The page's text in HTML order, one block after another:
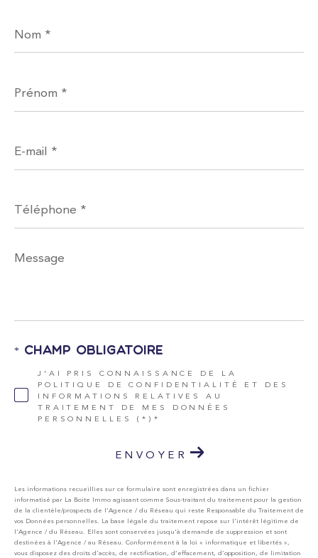
*
*
mail
*
*
Message
*
J'AI PRIS CONNAISSANCE DE LA
POLITIQUE DE CONFIDENTIALITÉ ET DES
INFORMATIONS RELATIVES AU
TRAITEMENT DE MES DONNÉES
PERSONNELLES (*)*
* Champ obligatoire
ENVOYER
Les informations recueillies sur ce formulaire sont enregistrées dans un fichier
informatisé par La Boite Immo agissant comme Sous-traitant du traitement pour la gestion
de la clientèle/prospects de l'Agence / du Réseau qui reste Responsable du Traitement de
vos Données personnelles. La base légale du traitement repose sur l'intérêt légitime de
l'Agence / du Réseau. Elles sont conservées jusqu'à demande de suppression et sont
destinées à l'Agence / au Réseau. Conformément à la loi « informatique et libertés »,
vous disposez des droits d’accès, de rectification, d’effacement, d’opposition, de limitation